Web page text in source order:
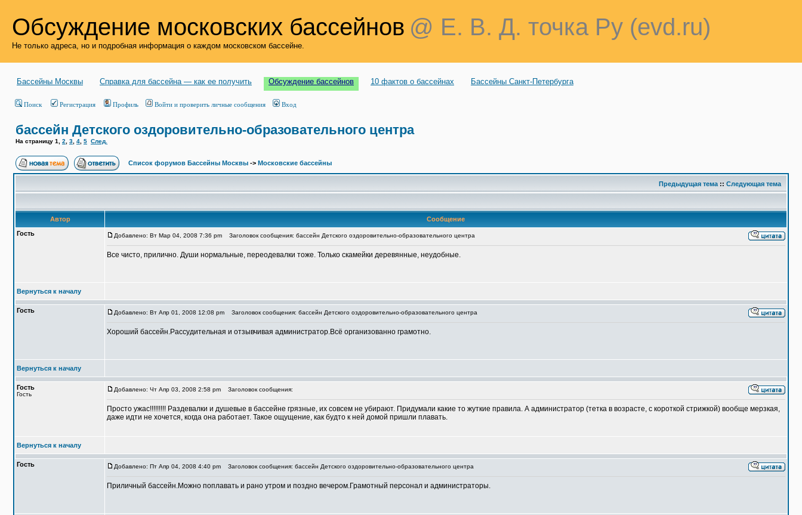
Обсуждение московских бассейнов @ Е. В. Д. точка Ру (evd.ru)
Не только адреса, но и подробная информация о каждом московском бассейне.
Бассейны Москвы Справка для бассейна — как ее получить Обсуждение бассейнов 10 фактов о бассейнах Бассейны Санкт-Петербурга
Поиск Регистрация Профиль Войти и проверить личные сообщения Вход
бассейн Детского оздоровительно-образовательного центра
На страницу 1 2 3 4 5 След.
Список форумов Бассейны Москвы -> Московские бассейны
Предыдущая тема :: Следующая тема
Автор
Сообщение
Гость
Добавлено: Вт Мар 04, 2008 7:36 pm Заголовок сообщения: бассейн Детского оздоровительно-образовательного центра
Все чисто, прилично. Души нормальные, переодевалки тоже. Только скамейки деревянные, неудобные.
Вернуться к началу
Гость Добавлено: Вт Апр 01, 2008 12:08 pm Заголовок сообщения: бассейн Детского оздоровительно-образовательного центра
Хороший бассейн.Рассудительная и отзывчивая администратор.Всё организованно грамотно.
Вернуться к началу
Гость
Гость
Добавлено: Чт Апр 03, 2008 2:58 pm Заголовок сообщения:
Просто ужас!!!!!!!!! Раздевалки и душевые в бассейне грязные, их совсем не убирают. Придумали какие то жуткие правила. А администратор (тетка в возрасте, с короткой стрижкой) вообще мерзкая,
даже идти не хочется, когда она работает. Такое ощущение, как будто к ней домой пришли плавать.
Вернуться к началу
Гость Добавлено: Пт Апр 04, 2008 4:40 pm Заголовок сообщения: бассейн Детского оздоровительно-образовательного центра
Приличный бассейн.Можно поплавать и рано утром и поздно вечером.Грамотный персонал и администраторы.